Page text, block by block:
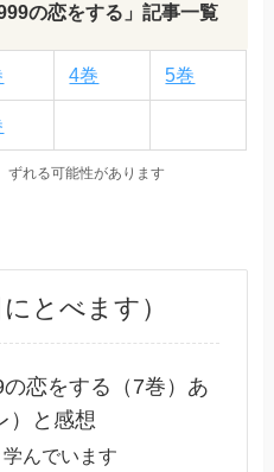
の恋をする」記事一覧
4巻 5巻
ずれる可能性があります
とべます）
恋をする（7巻）あ
）と感想
んでいます